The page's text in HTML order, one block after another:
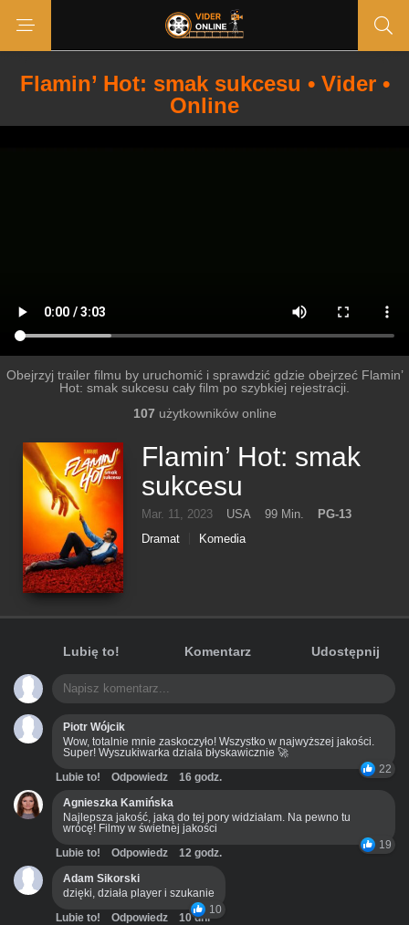
Flamin’ Hot: smak sukcesu • Vider •
Online
Obejrzyj trailer filmu by uruchomić i sprawdzić gdzie obejrzeć Flamin’
Hot: smak sukcesu cały film po szybkiej rejestracji.
107 użytkowników online
Flamin’ Hot: smak
sukcesu
Mar. 11, 2023 USA 99 Min.
PG-13
Dramat
Komedia
Lubię to! Komentarz Udostępnij
Piotr Wójcik
Wow, totalnie mnie zaskoczyło! Wszystko w najwyższej jakości.
Super! Wyszukiwarka działa błyskawicznie 🚀
22
Lubie to! Odpowiedz
16 godz.
Agnieszka Kamińska
Najlepsza jakość, jaką do tej pory widziałam. Na pewno tu
wrócę! Filmy w świetnej jakości
19
Lubie to! Odpowiedz
12 godz.
Adam Sikorski
dzięki, działa player i szukanie
10
Lubie to! Odpowiedz
10 dni